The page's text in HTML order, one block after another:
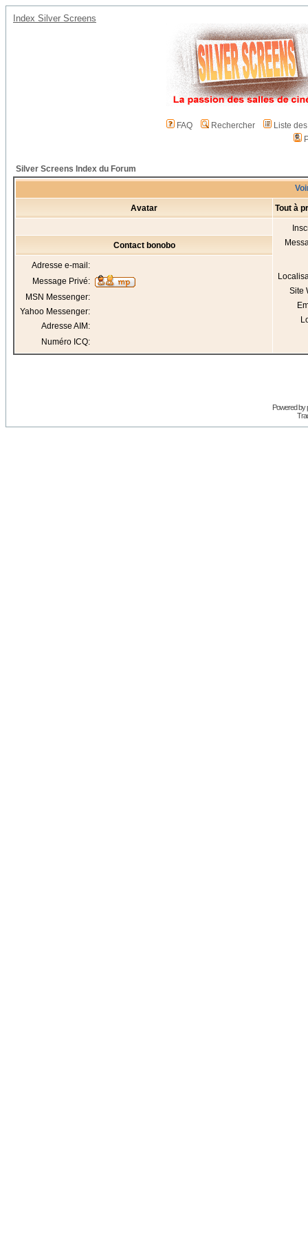
Index Silver Screens
FAQ Rechercher
Liste
Silver Screens Index du Forum
Avatar Tout à
Site
Contact bonobo
Adresse e-mail:
Message Privé:
MSN Messenger:
Yahoo Messenger:
Adresse AIM:
Numéro ICQ:
Powered by